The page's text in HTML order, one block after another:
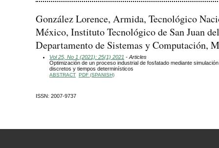
González Lorence, Armida, Tecnológico
México, Instituto Tecnológico de San Juan
Departamento de Sistemas y Computación,
Vol 25, No 1 (2021): 25(1) 2021 - Articles
Optimización de un proceso industrial de fosfatado mediante
discretos y tiempos determinísticos
ABSTRACT PDF (SPANISH)
ISSN: 2007-9737